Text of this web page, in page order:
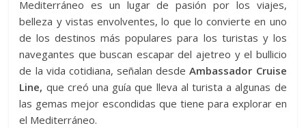
Mediterráneo es un lugar de pasión por los viajes,
belleza y vistas envolventes, lo que lo convierte en uno
de los destinos más populares para los turistas y los
navegantes que buscan escapar del ajetreo y el bullicio
de la vida cotidiana, señalan desdeAmbassador Cruise
Line, que creó una guía que lleva al turista a algunas de
las gemas mejor escondidas que tiene para explorar en
el Mediterráneo.